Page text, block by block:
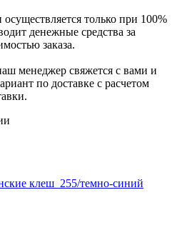
только при 100%
денежные средства за
заказа.
менеджер свяжется с вами и
по доставке с расчетом
клеш_255/темно-синий